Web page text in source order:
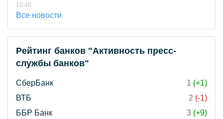
10:40
Все новости
Рейтинг банков "Активность пресс-
службы банков"
СберБанк 1 (+1)
ВТБ
2 (-1)
ББР Банк
3 (+9)